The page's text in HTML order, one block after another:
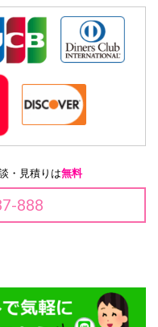
・見積りは無料
888